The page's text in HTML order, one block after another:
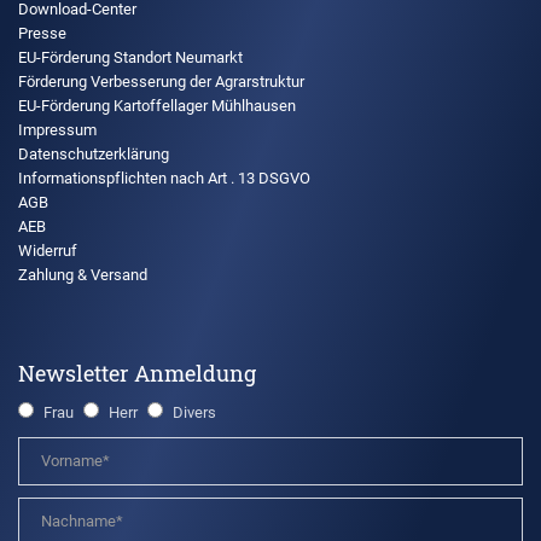
Download-Center
Presse
EU-Förderung Standort Neumarkt
Förderung Verbesserung der Agrarstruktur
EU-Förderung Kartoffellager Mühlhausen
Impressum
Datenschutzerklärung
Informationspflichten nach Art . 13 DSGVO
AGB
AEB
Widerruf
Zahlung & Versand
Newsletter Anmeldung
Frau Herr Divers